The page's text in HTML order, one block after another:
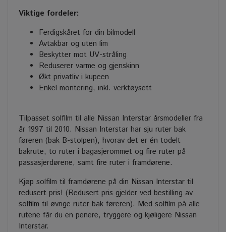
Viktige fordeler:
Ferdigskåret for din bilmodell
Avtakbar og uten lim
Beskytter mot UV-stråling
Reduserer varme og gjenskinn
Økt privatliv i kupeen
Enkel montering, inkl. verktøysett
Tilpasset solfilm til alle Nissan Interstar årsmodeller fra
år 1997 til 2010. Nissan Interstar har sju ruter bak
føreren (bak B-stolpen), hvorav det er én todelt
bakrute, to ruter i bagasjerommet og fire ruter på
passasjerdørene, samt fire ruter i framdørene.
Kjøp solfilm til framdørene på din Nissan Interstar til
redusert pris! (Redusert pris gjelder ved bestilling av
solfilm til øvrige ruter bak føreren). Med solfilm på alle
rutene får du en penere, tryggere og kjøligere Nissan
Interstar.